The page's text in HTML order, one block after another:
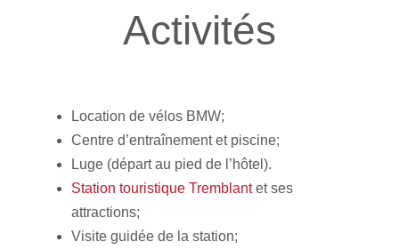
Activités
Location de vélos BMW;
Centre d’entraînement et piscine;
Luge (départ au pied de l’hôtel).
Station touristique Tremblantet ses
attractions;
Visite guidée de la station;